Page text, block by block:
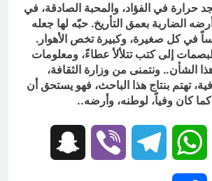
حرارة في الفؤاد، والمحبة الصادقة، في
الضاربة بعمق التأريخ. حبّه لها جعله
في كل صغيرة، وكبيرة تخص الأهوار.
إلى كتب تتلألأ عطاءً، ومعلومات
الشأن.. ونتمنى من وزارة الثقافة،
تهتم بنتاج هذا الباحث، فهو يستحق أن
كان وفياً، لوطنه، وأرضه..
Twitter
WhatsApp
Telegram
Viber